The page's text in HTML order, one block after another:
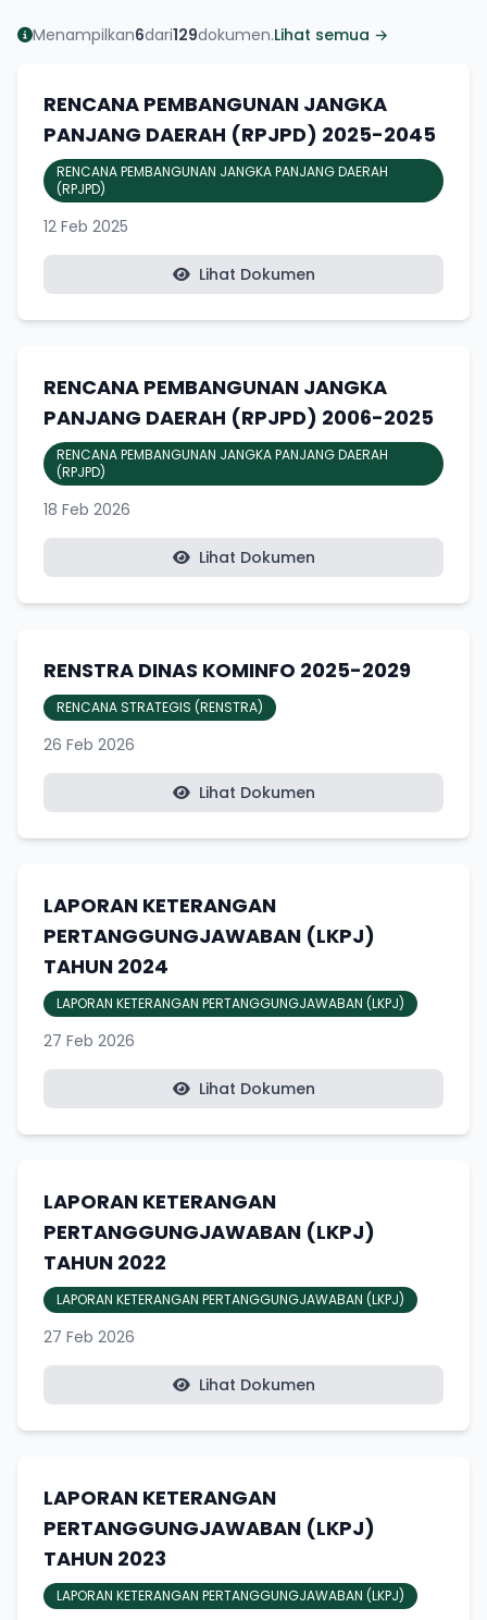
Menampilkan6dari129dokumen.Lihat semua →
RENCANA PEMBANGUNAN JANGKA
PANJANG DAERAH (RPJPD) 2025-2045
RENCANA PEMBANGUNAN JANGKA PANJANG DAERAH
(RPJPD)
12 Feb 2025
Lihat Dokumen
RENCANA PEMBANGUNAN JANGKA
PANJANG DAERAH (RPJPD) 2006-2025
RENCANA PEMBANGUNAN JANGKA PANJANG DAERAH
(RPJPD)
18 Feb 2026
Lihat Dokumen
RENSTRA DINAS KOMINFO 2025-2029
RENCANA STRATEGIS (RENSTRA)
26 Feb 2026
Lihat Dokumen
LAPORAN KETERANGAN
PERTANGGUNGJAWABAN (LKPJ)
TAHUN 2024
LAPORAN KETERANGAN PERTANGGUNGJAWABAN (LKPJ)
27 Feb 2026
Lihat Dokumen
LAPORAN KETERANGAN
PERTANGGUNGJAWABAN (LKPJ)
TAHUN 2022
LAPORAN KETERANGAN PERTANGGUNGJAWABAN (LKPJ)
27 Feb 2026
Lihat Dokumen
LAPORAN KETERANGAN
PERTANGGUNGJAWABAN (LKPJ)
TAHUN 2023
LAPORAN KETERANGAN PERTANGGUNGJAWABAN (LKPJ)